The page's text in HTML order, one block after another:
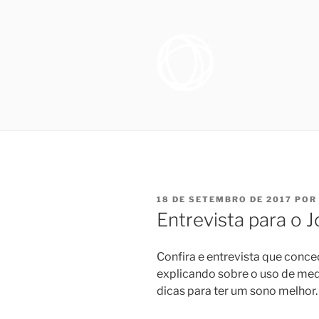
PUBLICADO
EM
18 DE SETEMBRO DE 2017 POR
Entrevista para o
Confira e entrevista que
explicando sobre o uso de
dicas para ter um sono melhor.